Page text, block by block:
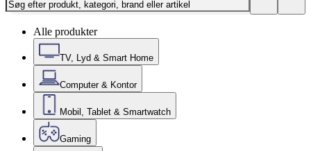
Alle produkter
TV, Lyd & Smart Home
Computer & Kontor
Mobil, Tablet & Smartwatch
Gaming